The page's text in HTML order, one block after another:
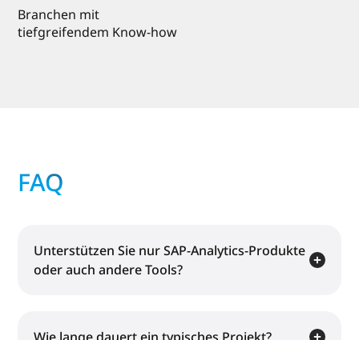
Branchen mit
tiefgreifendem Know-how
FAQ
Unterstützen Sie nur SAP-Analytics-Produkte
oder auch andere Tools?